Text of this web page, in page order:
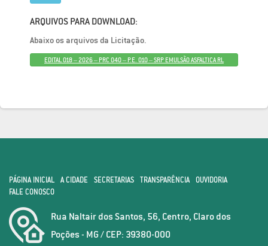
ARQUIVOS PARA DOWNLOAD:
Abaixo os arquivos da Licitação.
EDITAL 018 – 2026 – PRC 040 – P.E. 010 – SRP EMULSÃO ASFALTICA RL
PÁGINA INICIAL A CIDADE SECRETARIAS TRANSPARÊNCIA
OUVIDORIA
FALE CONOSCO
Rua Naltair dos Santos, 56, Centro, Claro dos
Poções - MG / CEP: 39380-000